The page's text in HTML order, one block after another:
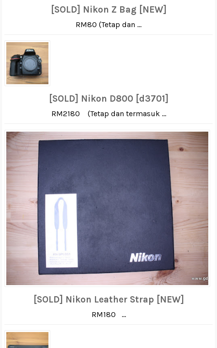
[SOLD] Nikon Z Bag [NEW]
RM80 (Tetap dan ...
[SOLD] Nikon D800 [d3701]
RM2180 (Tetap dan termasuk ...
[SOLD] Nikon Leather Strap [NEW]
RM180 ...